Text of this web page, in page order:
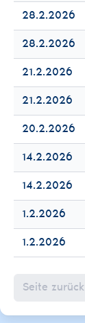
28.2.2026
28.2.2026
21.2.2026
21.2.2026
20.2.2026
14.2.2026
14.2.2026
1.2.2026
1.2.2026
Seite zurück